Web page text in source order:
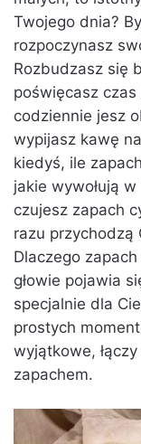
Twojego dnia?
rozpoczynasz
Rozbudzasz się
poświęcasz
codziennie jesz
wypijasz kawę
kiedyś, ile
jakie wywołują
czujesz zapach
razu przychodzą
Dlaczego
głowie pojawia
specjalnie dla
prostych
wyjątkowe,
zapachem.